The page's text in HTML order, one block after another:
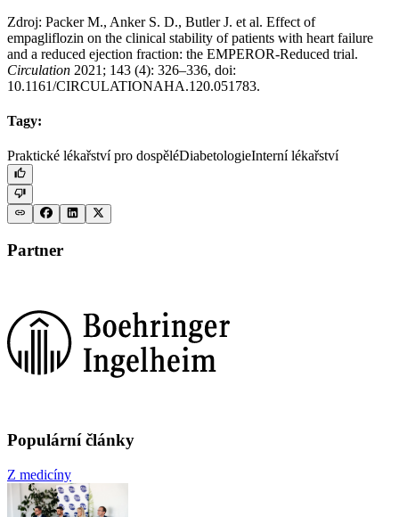
Zdroj: Packer M., Anker S. D., Butler J. et al. Effect of
empagliflozin on the clinical stability of patients with heart failure
and a reduced ejection fraction: the EMPEROR-Reduced trial.
Circulation 2021; 143 (4): 326–336, doi:
10.1161/CIRCULATIONAHA.120.051783.
Tagy:
Praktické lékařství pro dospěléDiabetologieInterní lékařství
Partner
Populární články
Z medicíny